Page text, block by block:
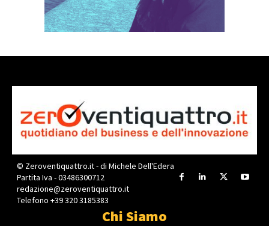
© Zeroventiquattro.it - di Michele Dell'Edera
Partita Iva - 03486300712
redazione@zeroventiquattro.it
Telefono +39 320 3185383
Chi Siamo